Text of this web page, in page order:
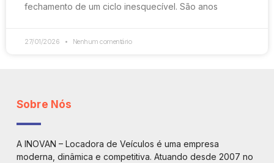
fechamento de um ciclo inesquecível. São anos
27/01/2026 Nenhum comentário
Sobre Nós
A INOVAN – Locadora de Veículos é uma empresa
moderna, dinâmica e competitiva. Atuando desde 2007 no